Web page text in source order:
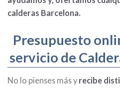
calderas Barcelona.
Presupuesto
servicio de
No lo pienses más y recibe